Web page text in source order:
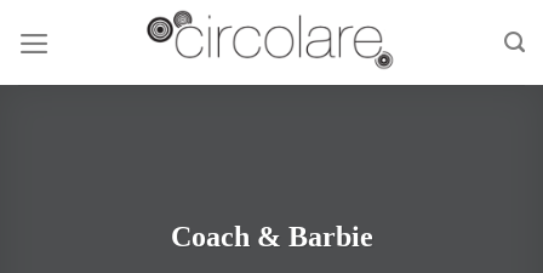
content
Coach & Barbie